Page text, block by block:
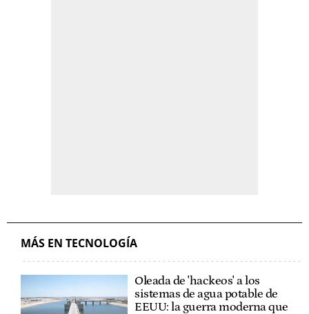
MÁS EN TECNOLOGÍA
Oleada de 'hackeos' a los
sistemas de agua potable de
EEUU: la guerra moderna que